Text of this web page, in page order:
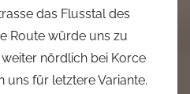
das Flusstal des
Route würde uns zu
nördlich bei Korce
uns für letztere Variante.